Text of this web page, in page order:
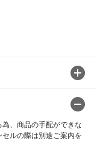
、商品の手配ができな
ルの際は別途ご案内を